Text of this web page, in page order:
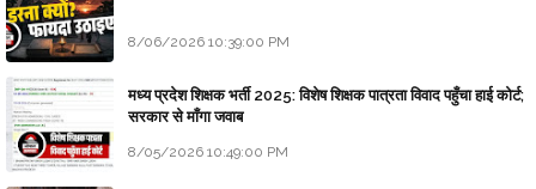
8/06/2026 10:39:00 PM
मध्य प्रदेश शिक्षक भर्ती 2025: विशेष शिक्षक पात्रता विवाद पहुँचा हाई कोर्ट;
सरकार से माँगा जवाब
8/05/2026 10:49:00 PM